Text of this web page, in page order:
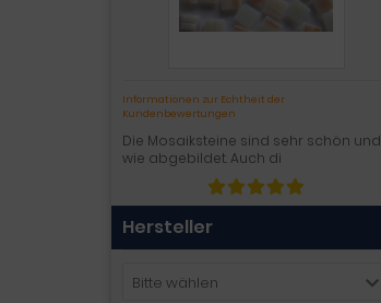
Informationen zur Echtheit der
Kundenbewertungen
Die Mosaiksteine sind sehr schön und
wie abgebildet. Auch di
Hersteller
Bitte wählen